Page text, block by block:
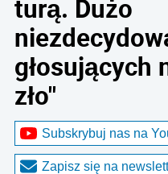
turą. Dużo
głosujących
zło"
Subskrybuj nas na
Zapisz się na